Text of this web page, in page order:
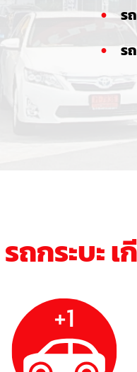
ร
ร
รถกระบะ